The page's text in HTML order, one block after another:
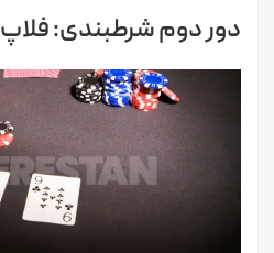
دور دوم شرطبندی: فلاپ